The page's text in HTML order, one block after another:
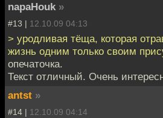
napaHouk »
#13 | 12.10.09 04:13
> уродливая тёща, которая
жизнь одним только своим
опечаточка.
Текст отличный. Очень
antst »
#14 | 12.10.09 04:14